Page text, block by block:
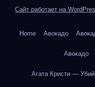
Сайт работает на
Home Авокадо
Авокадо
Агата Кристи —